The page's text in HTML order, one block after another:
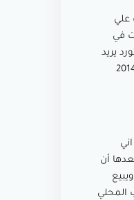
علي
في
يريد
لفتح الاعتماد غدا لكنه يريد الحاوية خلال شهر واحد، وكان ذلك في أول شهر نوفمبر 2014
اني
أن
ومن يخالف ويبيع
المحلي